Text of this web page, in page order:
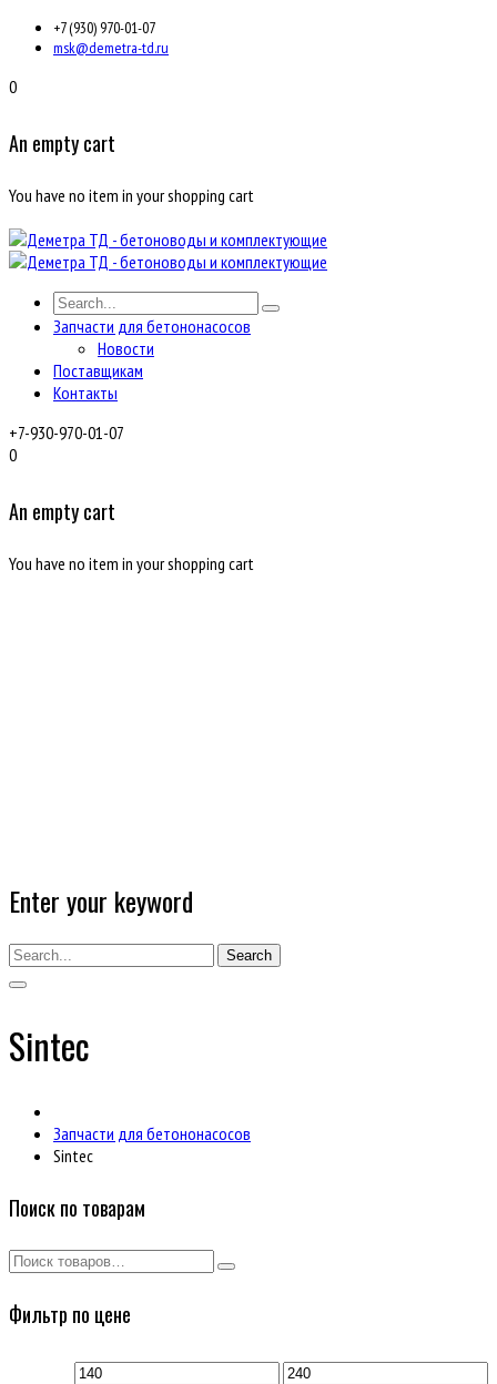
+7 (930) 970-01-07
msk@demetra-td.ru
0
An empty cart
You have no item in your shopping cart
Запчасти для бетононасосов
Новости
Поставщикам
Контакты
+7-930-970-01-07
0
An empty cart
You have no item in your shopping cart
Enter your keyword
Search
Sintec
Запчасти для бетононасосов
Sintec
Поиск по товарам
Фильтр по цене
Минимальная
Максимальная